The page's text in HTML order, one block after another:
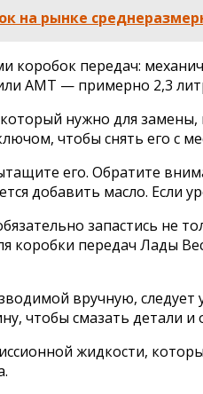
на рынке
коробок передач:
AMT — примерно 2,3
нужно для
чтобы снять его с
его. Обратите
добавить масло. Если
запастись не
коробки передач Лады
вручную,
чтобы смазать детали и
жидкости,